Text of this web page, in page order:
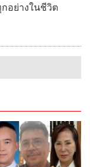
อย่างในชีวิต